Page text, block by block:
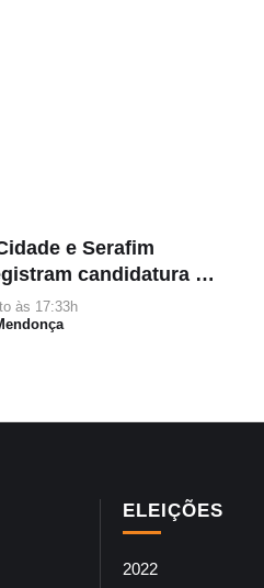
e Serafim
candidatura à
TRE-AM
às 17:33h
ELEIÇÕES
2022